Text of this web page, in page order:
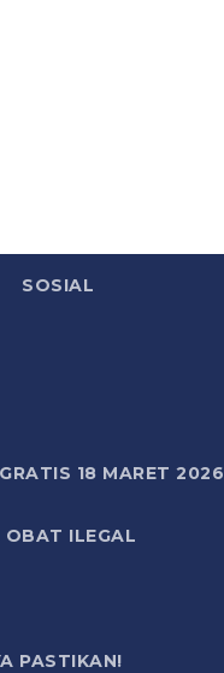
SOSIAL
18 MARET 2026
OBAT ILEGAL
PASTIKAN!